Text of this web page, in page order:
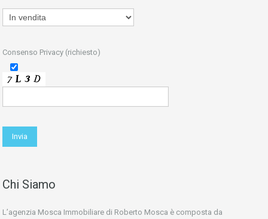
Consenso Privacy (richiesto)
Chi Siamo
L’agenzia Mosca Immobiliare di Roberto Mosca è composta da